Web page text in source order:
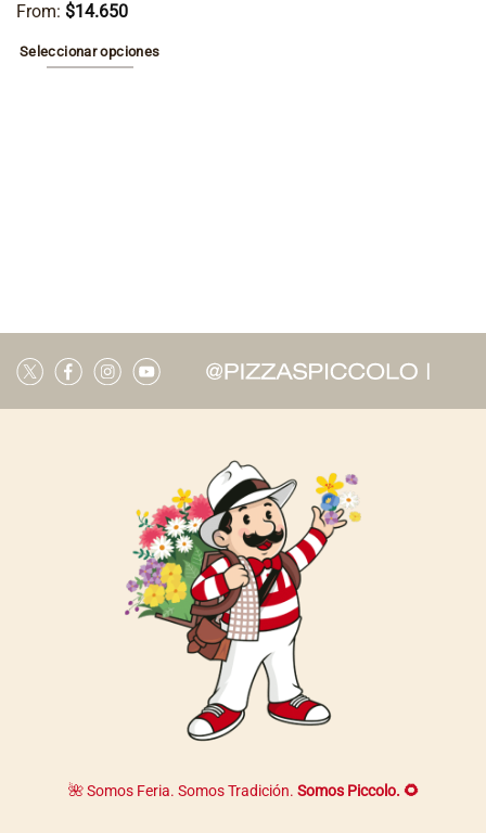
From: $14.650
Seleccionar opciones
en
la
página
🌺 Somos Feria. Somos Tradición. Somos Piccolo. 🌻